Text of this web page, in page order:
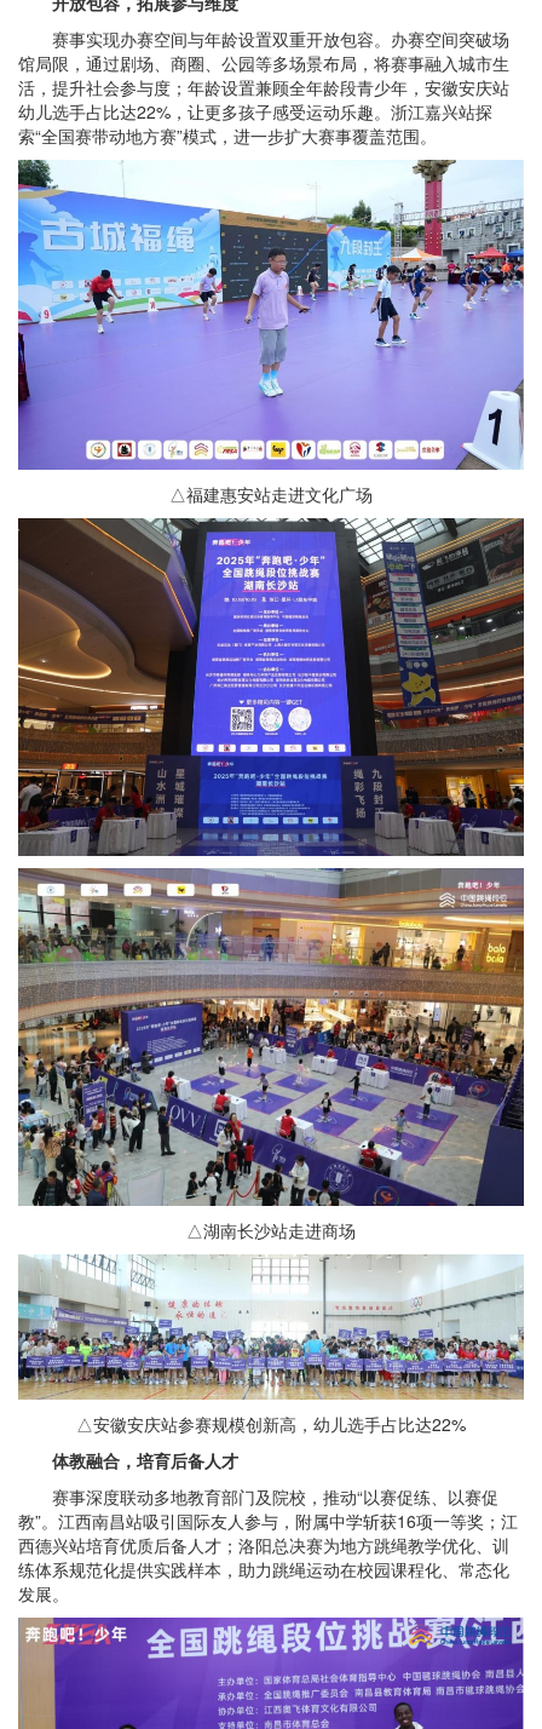
赛事实现办赛空间与年龄设置双重开放包容。办赛空间突破场
馆局限，通过剧场、商圈、公园等多场景布局，将赛事融入城市生
活，提升社会参与度；年龄设置兼顾全年龄段青少年，安徽安庆站
幼儿选手占比达22%，让更多孩子感受运动乐趣。浙江嘉兴站探
索“全国赛带动地方赛”模式，进一步扩大赛事覆盖范围。
△福建惠安站走进文化广场
△湖南长沙站走进商场
△安徽安庆站参赛规模创新高，幼儿选手占比达22%
体教融合，培育后备人才
赛事深度联动多地教育部门及院校，推动“以赛促练、以赛促
教”。江西南昌站吸引国际友人参与，附属中学斩获16项一等奖；江
西德兴站培育优质后备人才；洛阳总决赛为地方跳绳教学优化、训
练体系规范化提供实践样本，助力跳绳运动在校园课程化、常态化
发展。